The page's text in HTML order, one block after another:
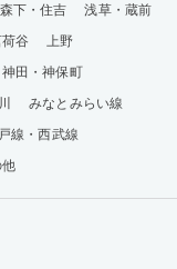
森下・住吉
浅草・蔵前
谷
上野
神田・神保町
みなとみらい線
線・西武線
他